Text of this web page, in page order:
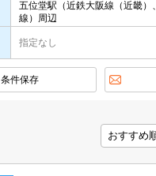
不動産会社
五位堂駅（近鉄大阪線（近畿）
線）周辺
指定なし
条件保存